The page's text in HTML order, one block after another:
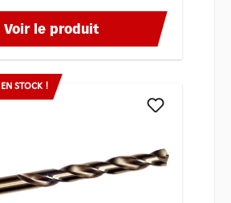
Voir le produit
EN STOCK !